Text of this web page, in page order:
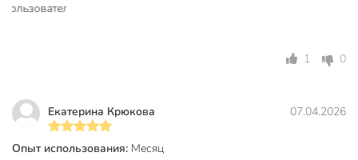
Тип индикации
Вес в упаковке
Габариты упаковки
1 0
Екатерина Крюкова 07.04.2026
Опыт использования: Месяц